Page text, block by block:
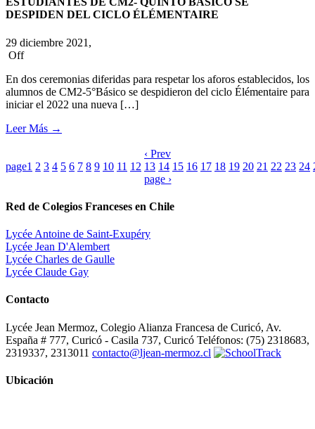
DESPIDEN DEL CICLO ÉLÉMENTAIRE
29 diciembre 2021,
Off
En dos ceremonias diferidas para respetar los aforos establecidos, los
alumnos de CM2-5°Básico se despidieron del ciclo Élémentaire para
iniciar el 2022 una nueva […]
Leer Más →
‹ Prev
page1 2 3 4 5 6 7 8 9 10 11 12 13 14 15 16 17 18 19 20 21 22 23 24
page ›
Red de Colegios Franceses en Chile
Lycée Antoine de Saint-Exupéry
Lycée Jean D'Alembert
Lycée Charles de Gaulle
Lycée Claude Gay
Contacto
Lycée Jean Mermoz, Colegio Alianza Francesa de Curicó, Av.
España # 777, Curicó - Casila 737, Curicó Teléfonos: (75) 2318683,
2319337, 2313011 contacto@ljean-mermoz.cl
Ubicación